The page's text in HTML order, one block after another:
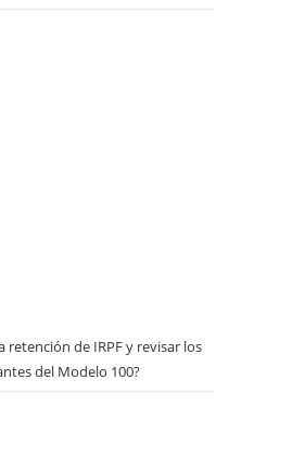
retención de IRPF y revisar los
del Modelo 100?